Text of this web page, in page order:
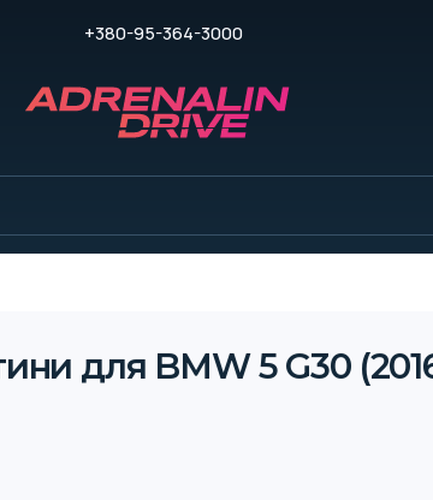
+380-95-364-3000
для BMW 5 G30